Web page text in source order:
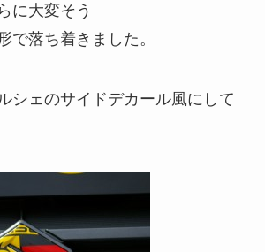
に大変そう
で落ち着きました。
シェのサイドデカール風にして